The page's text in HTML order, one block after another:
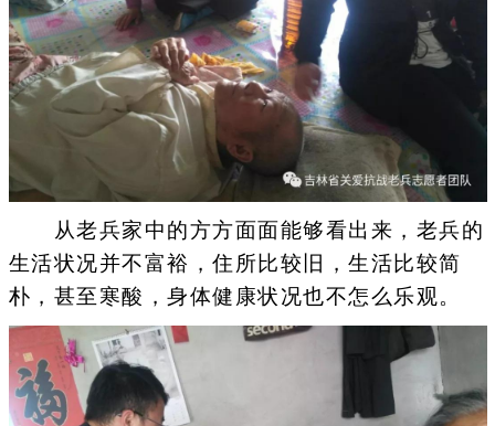
从老兵家中的方方面面能够看出来，老兵的
生活状况并不富裕，住所比较旧，生活比较简
朴，甚至寒酸，身体健康状况也不怎么乐观。